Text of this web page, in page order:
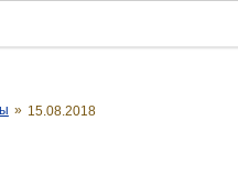
» 15.08.2018